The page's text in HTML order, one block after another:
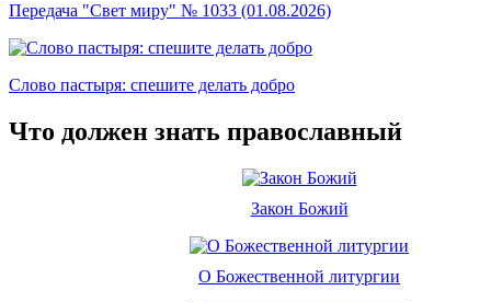
Передача "Свет миру" № 1033 (01.08.2026)
Слово пастыря: спешите делать добро
Что должен знать православный
Закон Божий
О Божественной литургии